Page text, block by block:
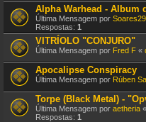
Alpha Warhead - Album
Última Mensagem por Soares29
Respostas: 1
VITRÍOLO "CONJURO"
Última Mensagem por Fred F «
Apocalipse Conspiracy
Última Mensagem por Rúben
Torpe (Black Metal) -
Última Mensagem por aetheria «
Respostas: 1